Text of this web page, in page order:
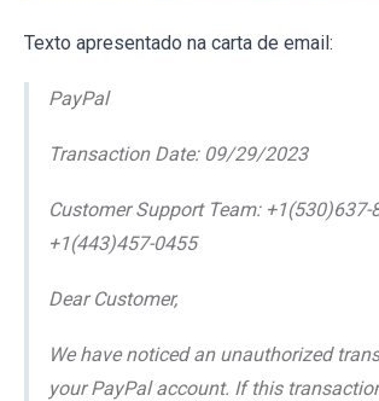
Texto apresentado na carta de email:
PayPal
Transaction Date: 09/29/2023
Customer Support Team: +1(530)637-
+1(443)457-0455
Dear Customer,
We have noticed an unauthorized
your PayPal account. If this